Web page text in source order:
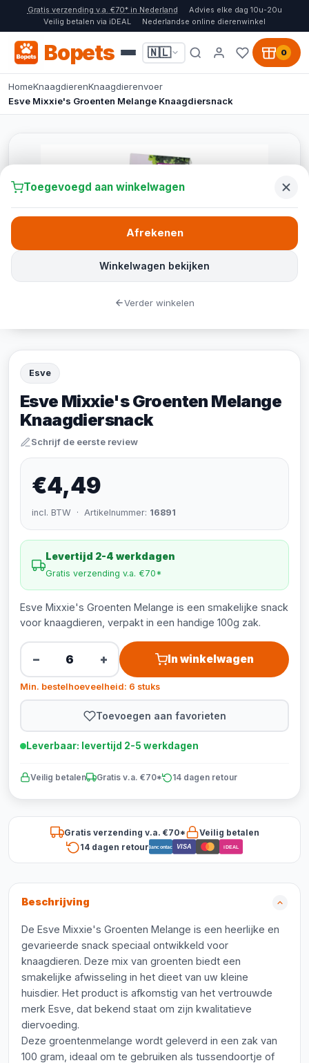
Gratis verzending v.a. €70* in Nederland
Advies elke dag 10u-20u
Veilig betalen via iDEAL
Nederlandse online dierenwinkel
Bopets 🇳🇱 0
HomeKnaagdierenKnaagdierenvoer
Esve Mixxie's Groenten Melange Knaagdiersnack
Esve
Esve Mixxie's Groenten Melange
Knaagdiersnack
Schrijf de eerste review
€4,49
incl. BTW · Artikelnummer: 16891
Levertijd 2-4 werkdagen
Gratis verzending v.a. €70*
Esve Mixxie's Groenten Melange is een smakelijke snack
voor knaagdieren, verpakt in een handige 100g zak.
− + In winkelwagen
Min. bestelhoeveelheid: 6 stuks
Toevoegen aan favorieten
Leverbaar: levertijd 2-5 werkdagen
Veilig betalen Gratis v.a. €70* 14 dagen retour
Gratis verzending v.a. €70*
Veilig betalen
14 dagen retourBancontact VISA iDEAL
Beschrijving
De Esve Mixxie's Groenten Melange is een heerlijke en
gevarieerde snack speciaal ontwikkeld voor
knaagdieren. Deze mix van groenten biedt een
smakelijke afwisseling in het dieet van uw kleine
huisdier. Het product is afkomstig van het vertrouwde
merk Esve, dat bekend staat om zijn kwalitatieve
diervoeding.
Deze groentenmelange wordt geleverd in een zak van
100 gram, ideaal om te gebruiken als tussendoortje of
Toegevoegd aan winkelwagen
Winkelwagen bekijken
Afrekenen
Verder winkelen